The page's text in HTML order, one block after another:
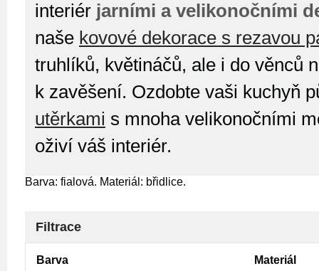
interiér jarními a velikonočními
naše kovové dekorace s rezavou
truhlíků, květináčů, ale i do věnců
k zavěšení. Ozdobte vaši kuchyň
utěrkami s mnoha velikonočními
oživí váš interiér.
Barva: fialová. Materiál: břidlice.
Filtrace
Barva Materiál